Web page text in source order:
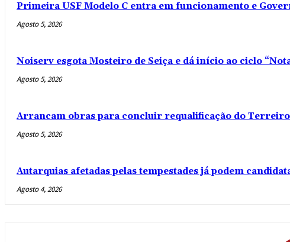
Primeira USF Modelo C entra em funcionamento e
Agosto 5, 2026
Noiserv esgota Mosteiro de Seiça e dá início ao ciclo
Agosto 5, 2026
Arrancam obras para concluir requalificação do Terreiro
Agosto 5, 2026
Autarquias afetadas pelas tempestades já podem
Agosto 4, 2026